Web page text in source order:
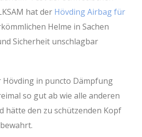
hat der Hövding Airbag für
Helme in Sachen
Sicherheit unschlagbar
Hövding in puncto Dämpfung
so gut ab wie alle anderen
hätte den zu schützenden Kopf